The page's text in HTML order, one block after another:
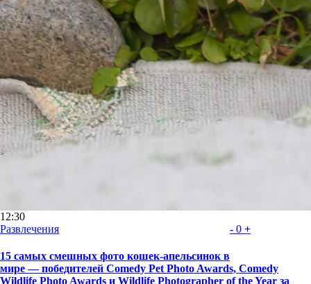
12:30
Развлечения
- 0 +
15 самых смешных фото кошек-апельсинок в
мире — победителей Comedy Pet Photo Awards, Comedy
Wildlife Photo Awards и Wildlife Photographer of the Year за